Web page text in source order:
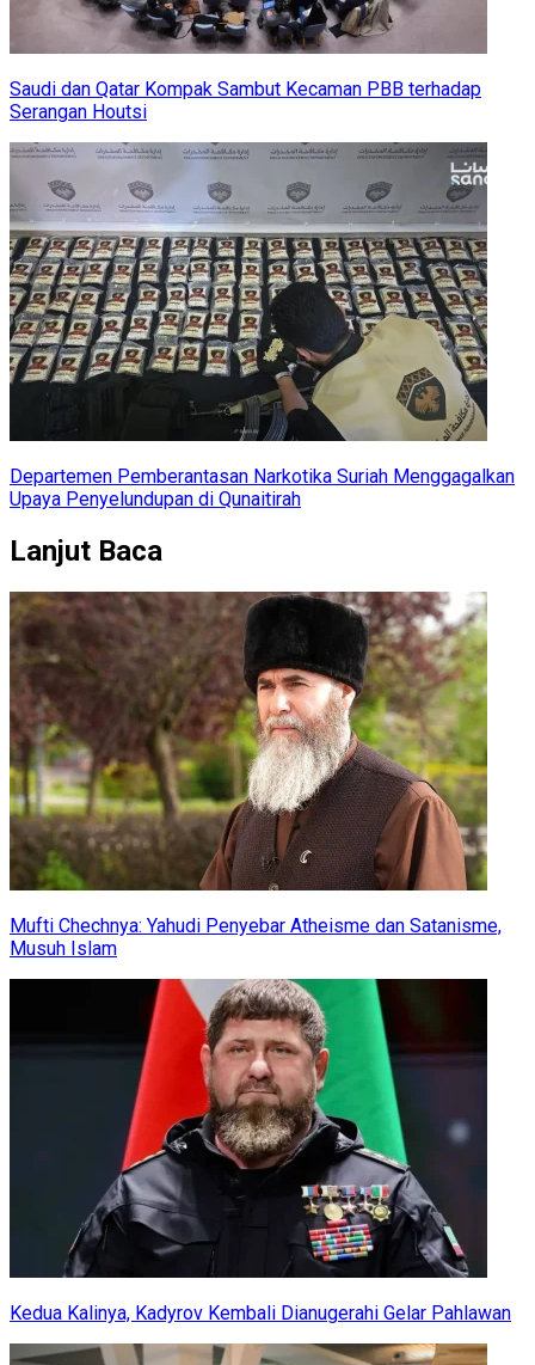
Saudi dan Qatar Kompak Sambut Kecaman PBB terhadap
Serangan Houtsi
Departemen Pemberantasan Narkotika Suriah Menggagalkan
Upaya Penyelundupan di Qunaitirah
Lanjut Baca
Mufti Chechnya: Yahudi Penyebar Atheisme dan Satanisme,
Musuh Islam
Kedua Kalinya, Kadyrov Kembali Dianugerahi Gelar Pahlawan